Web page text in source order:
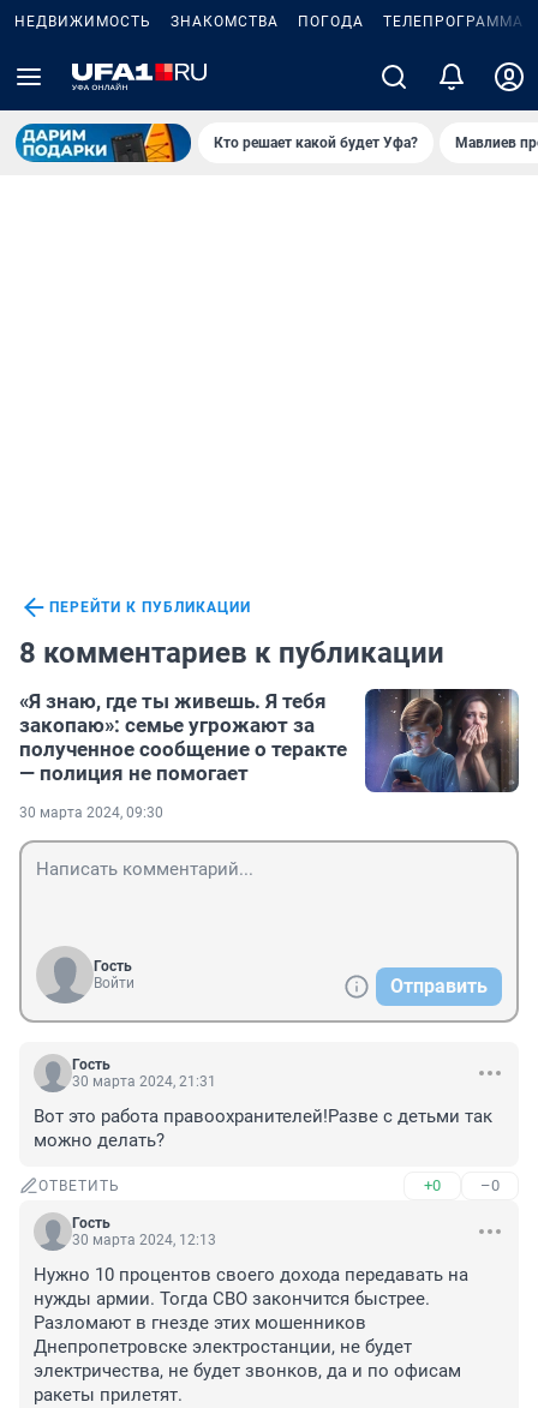
НЕДВИЖИМОСТЬ ЗНАКОМСТВА ПОГОДА ТЕЛЕПРОГРАММА
Кто решает какой будет Уфа? Мавлиев
ПЕРЕЙТИ К ПУБЛИКАЦИИ
8 комментариев к публикации
«Я знаю, где ты живешь. Я тебя
закопаю»: семье угрожают за
полученное сообщение о теракте
— полиция не помогает
30 марта 2024, 09:30
Гость
Войти
Отправить
Гость
30 марта 2024, 21:31
Вот это работа правоохранителей!Разве с детьми так
можно делать?
ОТВЕТИТЬ +0 –0
Гость
30 марта 2024, 12:13
Нужно 10 процентов своего дохода передавать на
нужды армии. Тогда СВО закончится быстрее.
Разломают в гнезде этих мошенников
Днепропетровске электростанции, не будет
электричества, не будет звонков, да и по офисам
ракеты прилетят.